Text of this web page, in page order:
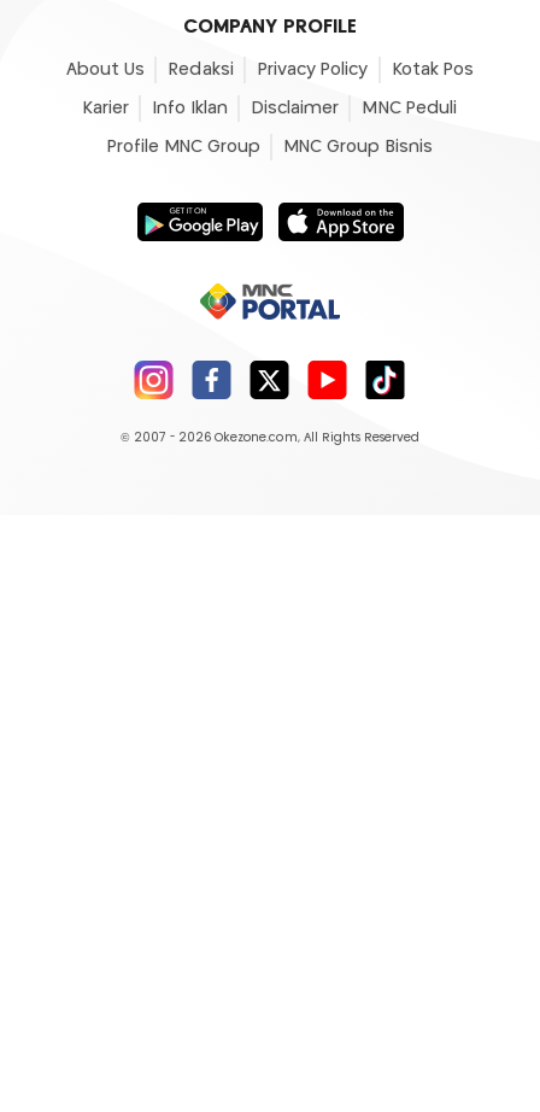
COMPANY PROFILE
About Us Redaksi Privacy Policy Kotak Pos
Karier Info Iklan Disclaimer MNC Peduli
Profile MNC Group MNC Group Bisnis
© 2007 - 2026 Okezone.com, All Rights Reserved